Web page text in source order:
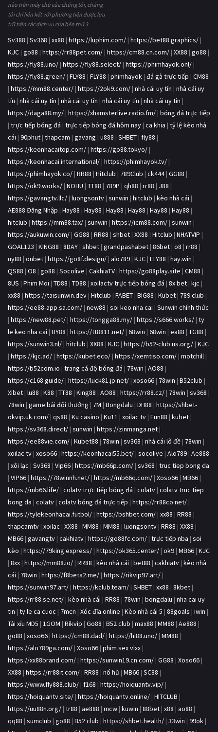
nào trên máy chủ của chúng tôi, chúng
tôi chỉ liên kết với phương tiện được lưu
trữ trên các dịch vụ của bên thứ 3.
Sv388 | Sv368 | xx88 | https://luphim.com/ | https://bet88.graphics/ |
KJC | go88 | https://rr88pet.com/ | https://cm88.cn.com/ | XX88 | go88 |
https://fly88.uno/ | https://fly88.select/ | https://phimhayok.onl/ |
https://fly88.green/ | FLY88 | FLY88 | phimhayok | đá gà trực tiếp | CM88
| https://mm88.center/ | https://2ok9.com/ | nhà cái uy tín | nhà cái uy
tín | nhà cái uy tín | nhà cái uy tín | nhà cái uy tín | nhà cái uy tín |
https://daga88.my/ | https://xhamsterlive.radio.fm/ | bóng đá trực tiếp
| trực tiếp bóng đá | trực tiếp bóng đá hôm nay | ca khia | tỷ lệ kèo nhà
cái | 90phut | thapcam | gavang | u888 | SHBET | fly88 |
https://keonhacaitop.com/ | https://go88.tokyo/ |
https://keonhacai.international/ | https://phimhayok.tv/ |
https://phimhayok.co/ | RR88 | Hitclub | 789Club | ck444| GG88 |
https://ok9.works/ | NOHU | TT88 | 789P | qh88 | rr88 | J88 |
https://gavangtv.llc/ | luongsontv | sunwin | hitclub | kèo nhà cái |
AE888 Đăng Nhập | Hay88 | Hay88 | Hay88 | Hay88 | Hay88 | Hay88 |
hitclub | https://mm88.tax/ | sunwin | https://icm88.com/ | sunwin |
https://aukuwin.com/ | GG88 | RR88 | shbet | XX88 | Hitclub | NHATVIP |
GOAL123 | KING88 | 8DAY | shbet | grandpashabet | 86bet | o8 | rr88 |
uy88 | onbet | https://go8f.design/ | alo789 | KJC | FLY88 | hay.win |
QS88 | O8 | go88 | Socolive | CakhiaTV | https://go88play.site | CM88 |
8US | Phim Moi | TD88 | TD88 | xoilactv trực tiếp bóng đá | 8x bet | kjc |
xx88 | https://taisunwin.dev | Hitclub | FABET | BIG88 | Kubet | 789 club |
https://ee88-app.sa.com/ | new88 | soi keo nha cai | Sunwin chính thức
| https://new88.pet/ | https://tongga88.my/ | https://s666.works/ | ty
le keo nha cai | UY88 | https://tt8811.net/ | 68win | 68win | ea88 | TG88 |
https://sunwin3.nl/ | hitclub | XX88 | KJC | https://b52-club.us.org/ | KJC
| https://kjc.ad/ | https://kubet.eco/ | https://xemtiso.com/ | motchill |
https://b52com.io | trang cá độ bóng đá | 78win | AO88 |
https://c168.guide/ | https://luck81.jp.net/ | xoso66 | 78win | B52club |
Xibet | lu88 | K88 | TT88 | King88 | AO88 | https://rr88.cz/ | 78win | sv368 |
78win | game bài đổi thưởng | 7M | Bongdalu | DH88 | https://shbet-
okvip.uk.com/ | qs88 | Ku casino | Ku11 | xoilac tv | Fun88 | kubet |
https://sv368.direct/ | sunwin | https://zinmanga.net |
https://ee88vie.com/ | Kubet88 | 78win | sv368 | nhà cái lô đề | 78win |
xoilac tv | xoso66 | https://keonhacai55.bet/ | socolive | Alo789 | Ae888
| xôi lạc | Sv368 | Vip66 | https://mb66p.com/ | sv368 | truc tiep bong da
| VIP66 | https://78winnh.net/ | https://mb66q.com/ | Xoso66 | MB66 |
https://mb66.life/ | colatv trực tiếp bóng đá | colatv | colatv truc tiep
bong da | colatv | colatv bóng đá trực tiếp | https://rr88co.net/ |
https://tylekeonhacai.futbol/ | https://bshbet.com/ | xx88 | RR88 |
thapcamtv | xoilac | XX88 | MM88 | MM88 | luongsontv | RR88 | XX88 |
MB66 | gavangtv | cakhiatv | https://go88fc.com/ | trực tiếp nba | soi
kèo | https://79king.express/ | https://ok365.center/ | ok9 | MB66 | KJC
| 8xx | https://mm88.io/ | RR88 | kèo nhà cái | bet88 | cakhiatv | kèo nhà
cái | 78win | https://f8beta2.me/ | https://rikvip97.art/ |
https://sunwin97.art/ | https://kclub.team/ | SHBET | xx88 | 8kbet |
https://rr88.se.net/ | kèo nhà cái | RR88 | 78win | bongdalu | nha cai uy
tin | ty le ca cuoc | 7mcn | Xóc đĩa online | Kèo nhà cái 5 | 88goals | iwin |
Tài xỉu MD5 | 1GOM | Rikvip | Go88 | B52 club | max88 | MM88 | Ae888 |
go88 | xoso66 | https://cm88.dad/ | https://hi88.uno/ | MM88 |
https://alo789ga.com/ | Xoso66 | phim sex vlxx |
https://xx88brand.com/ | https://sunwin19.cn.com/ | GG88 | Xoso66 |
XX88 | https://rr88it.com/ | RR88 | nổ hũ | MB66 | SC88 |
https://www.fly888.club/ | f168 | https://hoiquantv.vip/ |
https://hoiquantv.site/ | https://hoiquantv.online/ | HITCLUB |
https://uu88n.org/ | tr88 | ae888 | mcw | kuwin | 88bet | x88 | ao88 |
qq88 | sumclub | go88 | B52 club | https://shbet.health/ | 33win | 99ok |